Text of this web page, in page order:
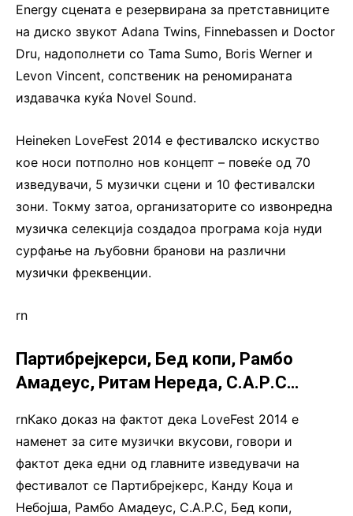
Energy сцената е резервирана за претставниците
на диско звукот Adana Twins, Finnebassen и Doctor
Dru, надополнети со Tama Sumo, Boris Werner и
Levon Vincent, сопственик на реномираната
издавачка куќа Novel Sound.
Heineken LoveFest 2014 е фестивалско искуство
кое носи потполно нов концепт – повеќе од 70
изведувачи, 5 музички сцени и 10 фестивалски
зони. Токму затоа, организаторите со извонредна
музичка селекција создадоа програма која нуди
сурфање на љубовни бранови на различни
музички фреквенции.
rn
Партибрејкерси, Бед копи, Рамбо
Амадеус, Ритам Нереда, С.А.Р.С…
rnКако доказ на фактот дека LoveFest 2014 е
наменет за сите музички вкусови, говори и
фактот дека едни од главните изведувачи на
фестивалот се Партибрејкерс, Канду Коџа и
Небојша, Рамбо Амадеус, С.А.Р.С, Бед копи,